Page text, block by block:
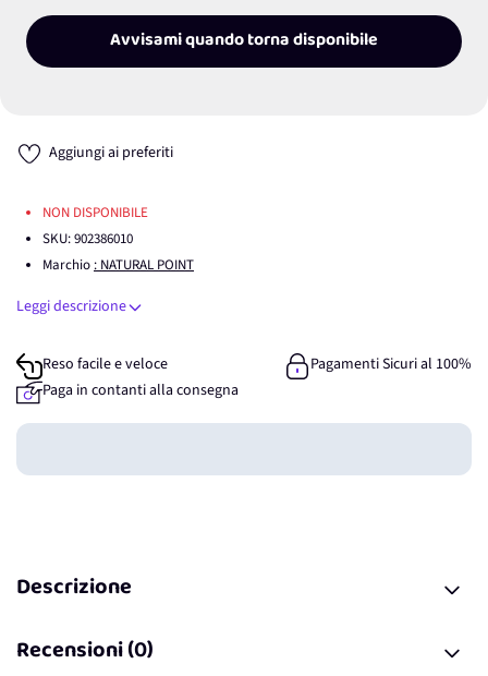
Avvisami quando torna disponibile
Aggiungi ai preferiti
NON DISPONIBILE
SKU:902386010
Marchio : NATURAL POINT
Leggi descrizione
Reso facile e veloce
Pagamenti Sicuri al 100%
Paga in contanti alla consegna
Guadagna
Descrizione
Recensioni (0)